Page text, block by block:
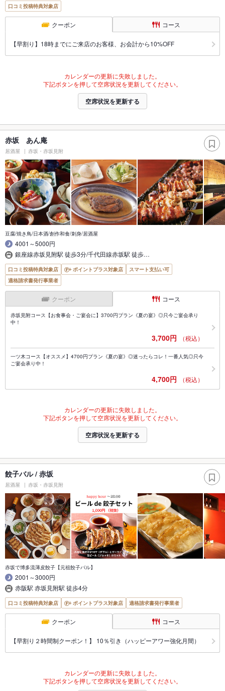
口コミ投稿特典対象店
クーポン コース
【早割り】18時までにご来店のお客様、お会計から10%OFF
カレンダーの更新に失敗しました。
下記ボタンを押して空席状況を更新してください。
空席状況を更新する
赤坂 あん庵
居酒屋 赤坂・赤坂見附
豆腐/焼き鳥/日本酒/創作和食/刺身/居酒屋
4001～5000円
銀座線赤坂見附駅 徒歩3分/千代田線赤坂駅 徒歩…
口コミ投稿特典対象店 ポイントプラス対象店
スマート支払い可
適格請求書発行事業者
クーポン コース
赤坂見附コース【お食事会・ご宴会に】3700円プラン《夏の宴》◎只今ご宴会承り
中！
3,700円 （税込）
一ツ木コース【オススメ】4700円プラン《夏の宴》◎迷ったらコレ！一番人気◎只今
ご宴会承り中！
4,700円 （税込）
カレンダーの更新に失敗しました。
下記ボタンを押して空席状況を更新してください。
空席状況を更新する
餃子バル / 赤坂
居酒屋 赤坂・赤坂見附
赤坂で博多流薄皮餃子【元祖餃子バル】
2001～3000円
赤阪駅 赤坂見附駅 徒歩4分
口コミ投稿特典対象店 ポイントプラス対象店 適格請求書発行事業者
クーポン コース
【早割り２時間制クーポン！】 10％引き（ハッピーアワー強化月間）
カレンダーの更新に失敗しました。
下記ボタンを押して空席状況を更新してください。